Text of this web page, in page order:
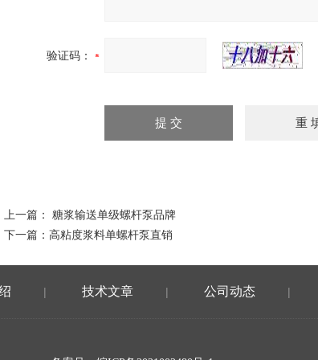
验证码：
上一篇： 糖浆输送单级螺杆泵品牌
下一篇： 高粘度浆料单螺杆泵直销
| 技术文章 | 公司动态 |